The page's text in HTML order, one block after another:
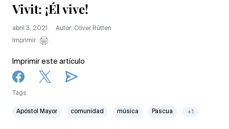
Vivit: ¡Él vive!
abril 3, 2021
Autor: Oliver Rütten
Imprimir
Imprimir este artículo
Tags
Apóstol Mayor comunidad música Pascua +1